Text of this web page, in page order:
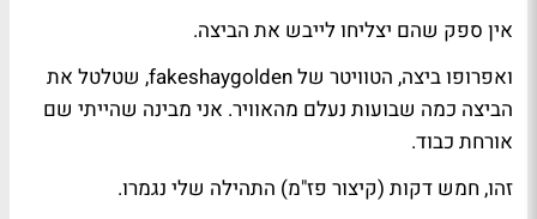
אין ספק שהם יצליחו לייבש את הביצה.
ואפרופו ביצה, הטוויטר שלfakeshaygolden, שטלטל את
הביצה כמה שבועות נעלם מהאוויר. אני מבינה שהייתי שם
אורחת כבוד.
זהו, חמש דקות (קיצור פז"מ) התהילה שלי נגמרו.